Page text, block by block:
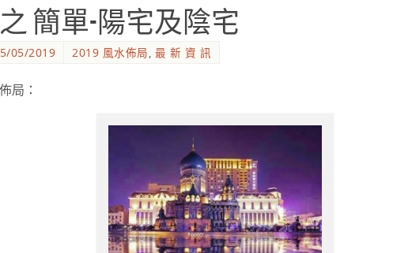
簡單-陽宅及陰宅
05/2019 2019 風水佈局, 最 新 資 訊
局：